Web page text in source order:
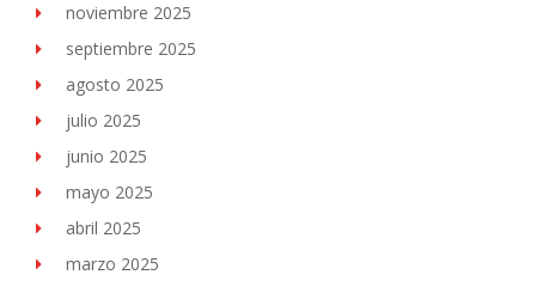
noviembre 2025
septiembre 2025
agosto 2025
julio 2025
junio 2025
mayo 2025
abril 2025
marzo 2025